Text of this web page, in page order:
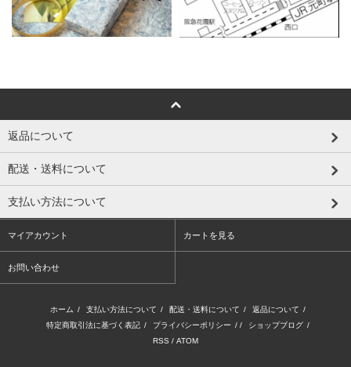
返品について
配送・送料について
支払い方法について
マイアカウント カートを見る
お問い合わせ
ホーム / 支払い方法について / 配送・送料について / 返品について /
特定商取引法に基づく表記 / プライバシーポリシー / / ショップブログ /
RSS / ATOM